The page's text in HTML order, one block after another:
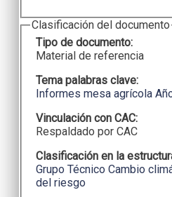
Clasificación del documento
Tipo de documento:
Material de referencia
Tema palabras clave:
Informes mesa agrícola
Vinculación con CAC:
Respaldado por CAC
Clasificación en la
Grupo Técnico Cambio
del riesgo